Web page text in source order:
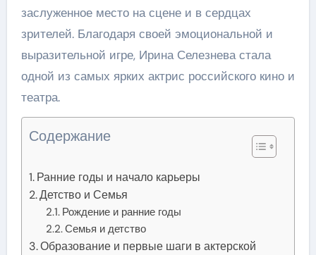
заслуженное место на сцене и в сердцах
зрителей. Благодаря своей эмоциональной и
выразительной игре, Ирина Селезнева стала
одной из самых ярких актрис российского кино и
театра.
Содержание
Ранние годы и начало карьеры
Детство и Семья
Рождение и ранние годы
Семья и детство
Образование и первые шаги в актерской